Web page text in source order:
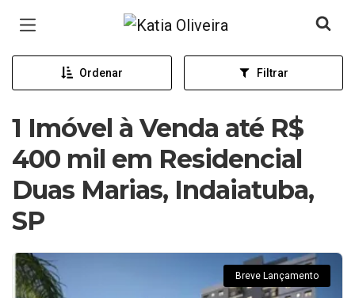
Página inicial
Ordenar Filtrar
1 Imóvel à Venda até R$
400 mil em Residencial
Duas Marias, Indaiatuba,
SP
Breve Lançamento